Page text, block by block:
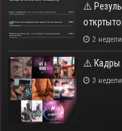
⚠️
2
⚠️ Кадры
3